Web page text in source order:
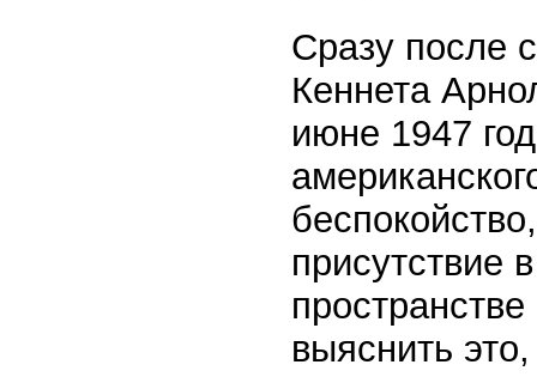
Сразу после
Кеннета
июне 1947
присутствие
выяснить